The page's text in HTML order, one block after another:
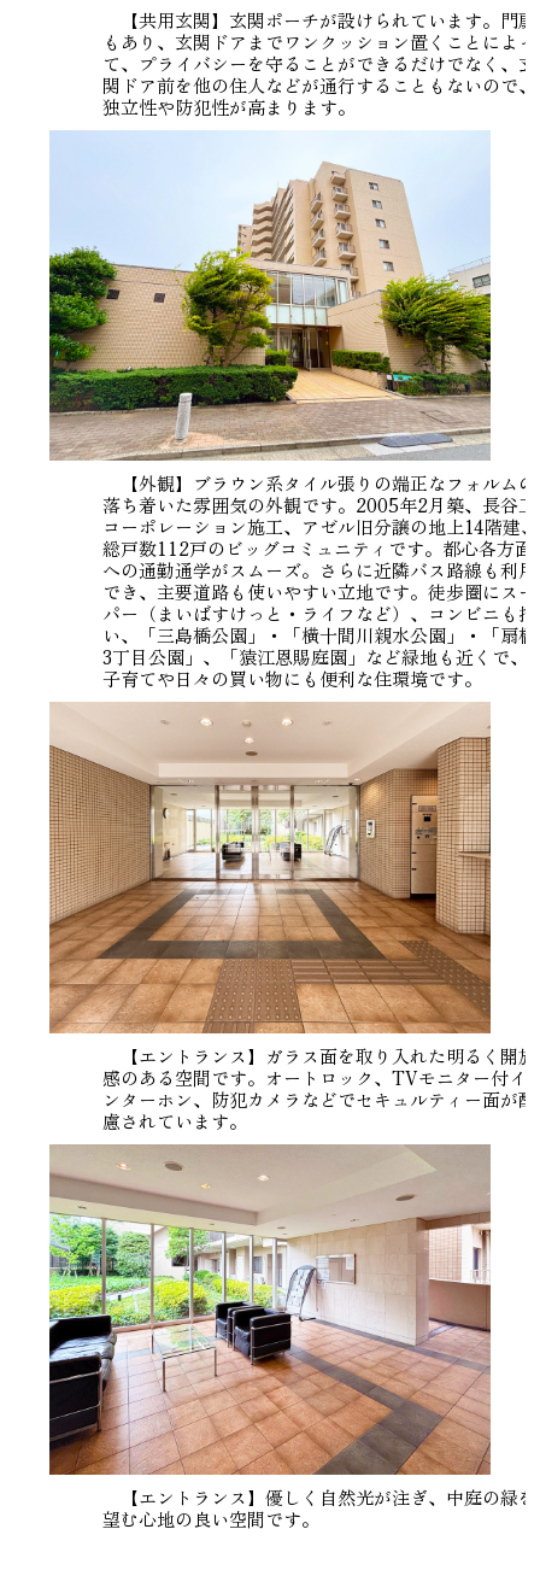
【共用玄関】玄関ポーチが設けられています。門扉
もあり、玄関ドアまでワンクッション置くことによっ
て、プライバシーを守ることができるだけでなく、玄
関ドア前を他の住人などが通行することもないので、
独立性や防犯性が高まります。
【外観】ブラウン系タイル張りの端正なフォルムの
落ち着いた雰囲気の外観です。2005年2月築、長谷工
コーポレーション施工、アゼル旧分譲の地上14階建、
総戸数112戸のビッグコミュニティです。都心各方面
への通勤通学がスムーズ。さらに近隣バス路線も利用
でき、主要道路も使いやすい立地です。徒歩圏にスー
パー（まいばすけっと・ライフなど）、コンビニも揃
い、「三島橋公園」・「横十間川親水公園」・「扇橋
3丁目公園」、「猿江恩賜庭園」など緑地も近くで、
子育てや日々の買い物にも便利な住環境です。
【エントランス】ガラス面を取り入れた明るく開放
感のある空間です。オートロック、TVモニター付イ
ンターホン、防犯カメラなどでセキュルティー面が配
慮されています。
【エントランス】優しく自然光が注ぎ、中庭の緑を
望む心地の良い空間です。